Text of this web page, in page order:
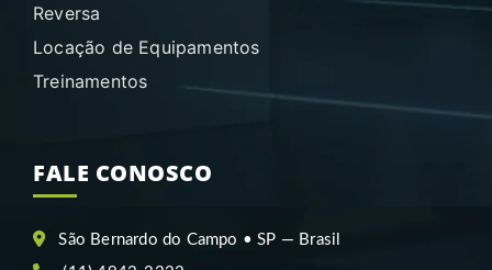
Reversa
Locação de Equipamentos
Treinamentos
FALE CONOSCO
São Bernardo do Campo • SP — Brasil